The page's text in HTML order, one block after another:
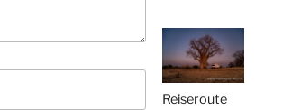
Reiseroute